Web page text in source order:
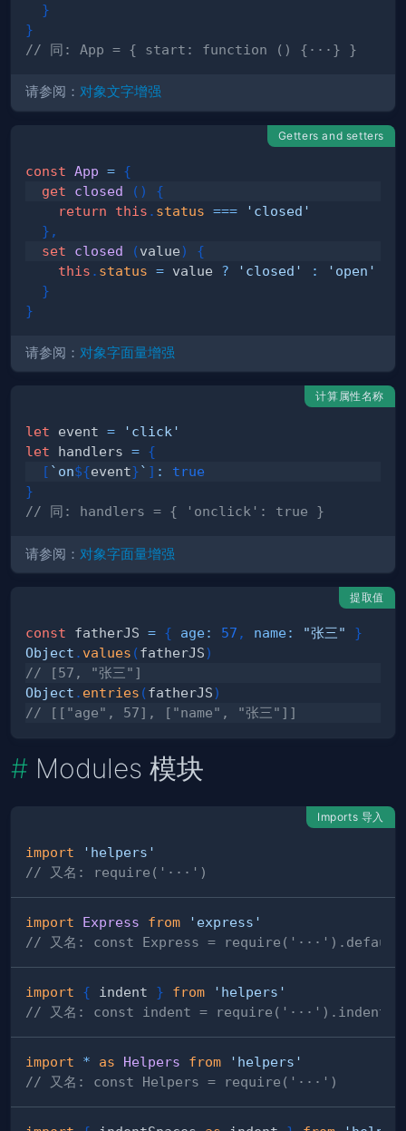
}
}
// 同: App = { start: function () {···} }
请参阅： 对象文字增强
Getters and setters
const App = {
get
closed ( )
{
return
this . status ===
'closed'
} ,
set
closed (value)
{
this . status = value ? 'closed' :
'open'
}
}
请参阅： 对象字面量增强
计算属性名称
let event =
'click'
let handlers = {
[ ` on${event}` ] :
true
}
// 同: handlers = { 'onclick': true }
请参阅： 对象字面量增强
提取值
const fatherJS = { age: 57 , name: "张三"
}
Object . values (fatherJS)
// [57, "张三"]
Object . entries (fatherJS)
// [["age", 57], ["name", "张三"]]
Modules 模块
Imports 导入
import
'helpers'
// 又名: require('···')
import Express from
'express'
// 又名: const Express =
import { indent } from
'helpers'
// 又名: const indent = require('···').indent
import * as Helpers from
'helpers'
// 又名: const Helpers = require('···')